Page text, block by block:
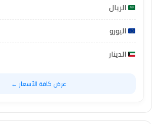
الريال
اليورو
الدينار
عرض كافة الأسعار ←